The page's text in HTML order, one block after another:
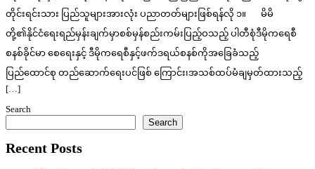
တိုင်းရင်းသား ပြည်သူများအားလုံး ပညာတတ်များဖြစ်ရန်လို ၁။ မိမိ
တို့၏နိုင်ငံရေးရည်မှန်းချက်မှာစစ်မှန်စည်းကမ်းပြည့်ဝသည့် ပါတီစုံဒီမိုကရေစီ
စနစ်ခိုင်မာ စေရေးနှင့် ဒီမိုကရေစီနှင့်ဖက်ဒရယ်စနစ်ကိုအခြေခံသည့်
ပြည်ထောင်စု တည်ဆောက်ရေးပင်ဖြစ် ကြောင်း၊အသစ်ထပ်မံချမှတ်ထားသည့်
[…]
Search
Search
Recent Posts